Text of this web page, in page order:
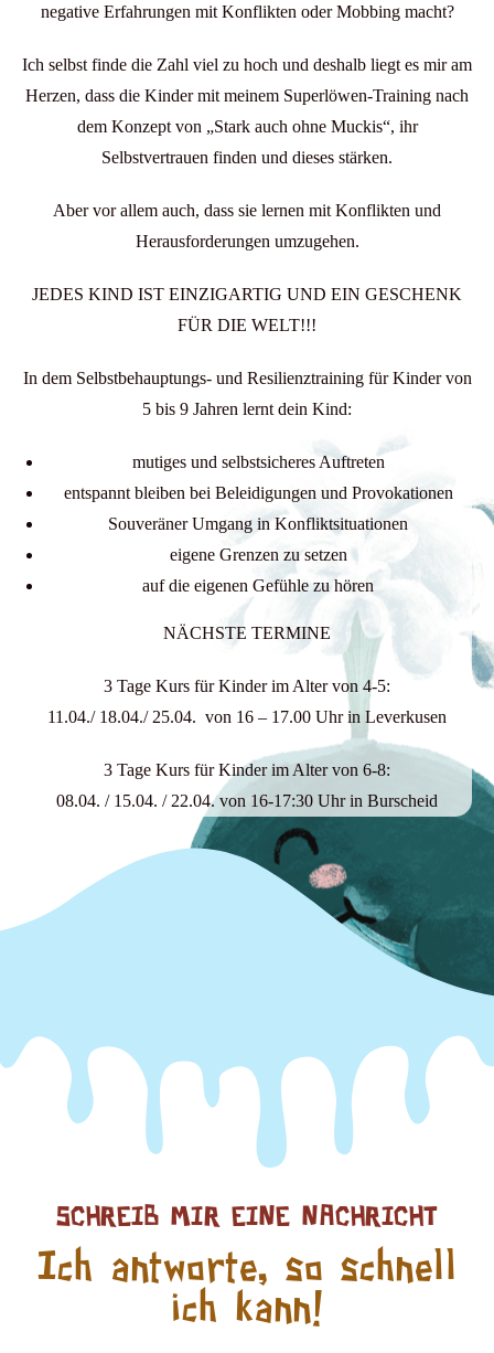
negative Erfahrungen mit Konflikten oder Mobbing macht?
Ich selbst finde die Zahl viel zu hoch und deshalb liegt es mir am
Herzen, dass die Kinder mit meinem Superlöwen-Training nach
dem Konzept von „Stark auch ohne Muckis“, ihr
Selbstvertrauen finden und dieses stärken.
Aber vor allem auch, dass sie lernen mit Konflikten und
Herausforderungen umzugehen.
JEDES KIND IST EINZIGARTIG UND EIN GESCHENK
FÜR DIE WELT!!!
In dem Selbstbehauptungs- und Resilienztraining für Kinder von
5 bis 9 Jahren lernt dein Kind:
mutiges und selbstsicheres Auftreten
entspannt bleiben bei Beleidigungen und Provokationen
Souveräner Umgang in Konfliktsituationen
eigene Grenzen zu setzen
auf die eigenen Gefühle zu hören
NÄCHSTE TERMINE
3 Tage Kurs für Kinder im Alter von 4-5:
11.04./ 18.04./ 25.04. von 16 – 17.00 Uhr in Leverkusen
3 Tage Kurs für Kinder im Alter von 6-8:
08.04. / 15.04. / 22.04. von 16-17:30 Uhr in Burscheid
SCHREIB MIR EINE NACHRICHT
Ich antworte, so schnell
ich kann!